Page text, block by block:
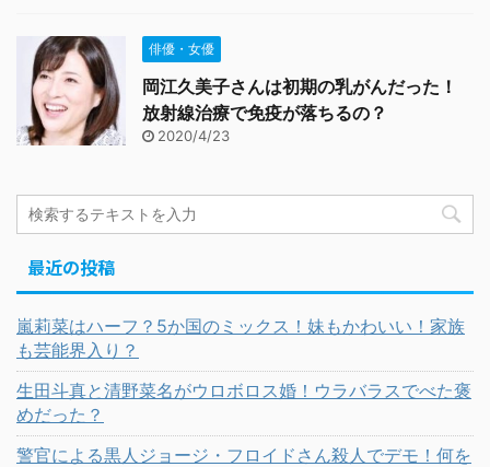
俳優・女優
岡江久美子さんは初期の乳がんだった！
放射線治療で免疫が落ちるの？
2020/4/23
最近の投稿
嵐莉菜はハーフ？5か国のミックス！妹もかわいい！家族
も芸能界入り？
生田斗真と清野菜名がウロボロス婚！ウラバラスでべた褒
めだった？
警官による黒人ジョージ・フロイドさん殺人でデモ！何を